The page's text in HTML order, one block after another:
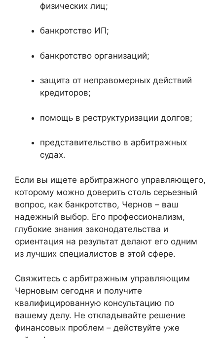
физических лиц;
банкротство ИП;
банкротство организаций;
защита от неправомерных действий
кредиторов;
помощь в реструктуризации долгов;
представительство в арбитражных
судах.
Если вы ищете арбитражного управляющего,
которому можно доверить столь серьезный
вопрос, как банкротство, Чернов – ваш
надежный выбор. Его профессионализм,
глубокие знания законодательства и
ориентация на результат делают его одним
из лучших специалистов в этой сфере.
Свяжитесь с арбитражным управляющим
Черновым сегодня и получите
квалифицированную консультацию по
вашему делу. Не откладывайте решение
финансовых проблем – действуйте уже